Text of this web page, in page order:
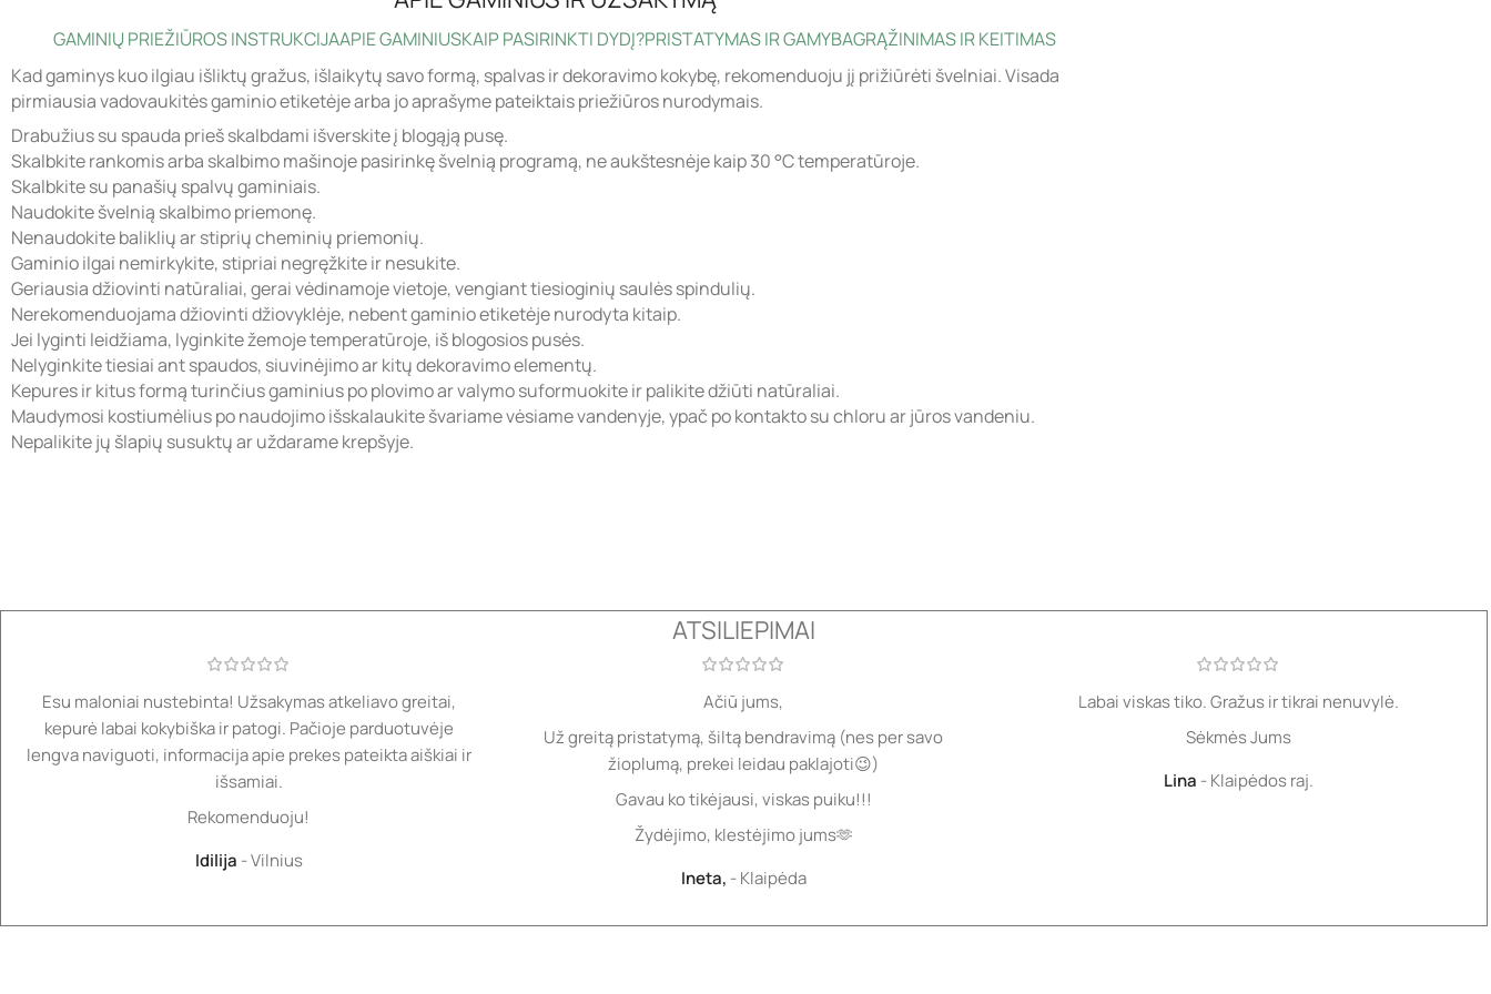
GAMINIŲ PRIEŽIŪROS INSTRUKCIJAAPIE GAMINIUSKAIP PASIRINKTI DYDĮ?PRISTATYMAS IR GAMYBAGRĄŽINIMAS IR KEITIMAS
Kad gaminys kuo ilgiau išliktų gražus, išlaikytų savo formą, spalvas ir dekoravimo kokybę, rekomenduoju jį prižiūrėti švelniai. Visada
pirmiausia vadovaukitės gaminio etiketėje arba jo aprašyme pateiktais priežiūros nurodymais.
Drabužius su spauda prieš skalbdami išverskite į blogąją pusę.
Skalbkite rankomis arba skalbimo mašinoje pasirinkę švelnią programą, ne aukštesnėje kaip 30 °C temperatūroje.
Skalbkite su panašių spalvų gaminiais.
Naudokite švelnią skalbimo priemonę.
Nenaudokite baliklių ar stiprių cheminių priemonių.
Gaminio ilgai nemirkykite, stipriai negręžkite ir nesukite.
Geriausia džiovinti natūraliai, gerai vėdinamoje vietoje, vengiant tiesioginių saulės spindulių.
Nerekomenduojama džiovinti džiovyklėje, nebent gaminio etiketėje nurodyta kitaip.
Jei lyginti leidžiama, lyginkite žemoje temperatūroje, iš blogosios pusės.
Nelyginkite tiesiai ant spaudos, siuvinėjimo ar kitų dekoravimo elementų.
Kepures ir kitus formą turinčius gaminius po plovimo ar valymo suformuokite ir palikite džiūti natūraliai.
Maudymosi kostiumėlius po naudojimo išskalaukite švariame vėsiame vandenyje, ypač po kontakto su chloru ar jūros vandeniu.
Nepalikite jų šlapių susuktų ar uždarame krepšyje.
ATSILIEPIMAI
Esu maloniai nustebinta! Užsakymas atkeliavo greitai,
kepurė labai kokybiška ir patogi. Pačioje parduotuvėje
lengva naviguoti, informacija apie prekes pateikta aiškiai ir
išsamiai.
Rekomenduoju!
Idilija
Vilnius
Ačiū jums,
Už greitą pristatymą, šiltą bendravimą (nes per savo
žioplumą, prekei leidau paklajoti😉)
Gavau ko tikėjausi, viskas puiku!!!
Žydėjimo, klestėjimo jums🫶
Ineta,
Klaipėda
Labai viskas tiko. Gražus ir tikrai nenuvylė.
Sėkmės Jums
Lina
Klaipėdos raj.